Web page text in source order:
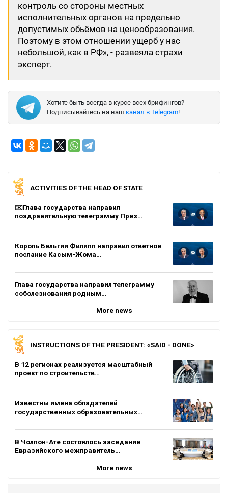
контроль со стороны местных
исполнительных органов на предельно
допустимых обьёмов на ценообразования.
Поэтому в этом отношении ущерб у нас
небольшой, как в РФ», - развеяла страхи
эксперт.
Хотите быть всегда в курсе всех брифингов?
Подписывайтесь на наш канал в Telegram!
ACTIVITIES OF THE HEAD OF STATE
✉️Глава государства направил
поздравительную телеграмму През…
Король Бельгии Филипп направил ответное
послание Касым-Жома…
Глава государства направил телеграмму
соболезнования родным…
More news
INSTRUCTIONS OF THE PRESIDENT: «SAID - DONE»
В 12 регионах реализуется масштабный
проект по строительств…
Известны имена обладателей
государственных образовательных…
В Чолпон-Ате состоялось заседание
Евразийского межправитель…
More news